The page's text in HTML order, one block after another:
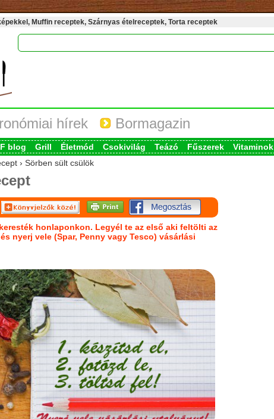
Muffin receptek, Szárnyas ételreceptek, Torta receptek
hírek Bormagazin
blog Grill Életmód Csokivilág Teázó Fűszerek Vitaminok
› Sörben sült csülök
honlaponkon. Legyél te az első aki feltölti az
nyerj vele (Spar, Penny vagy Tesco) vásárlási